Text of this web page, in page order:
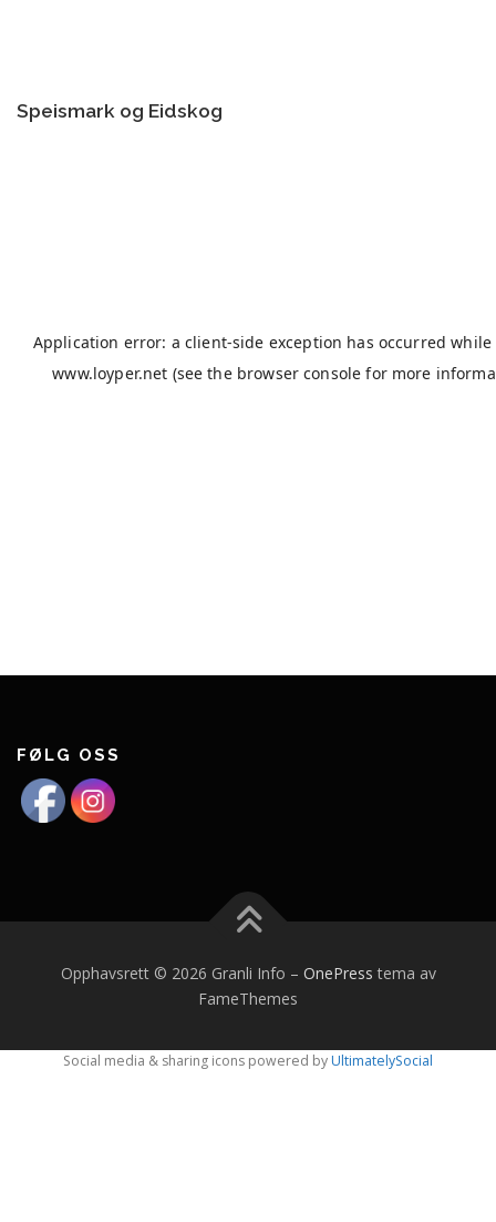
Speismark og Eidskog
FØLG OSS
Opphavsrett © 2026 Granli Info – OnePress tema av
FameThemes
Social media & sharing icons powered byUltimatelySocial